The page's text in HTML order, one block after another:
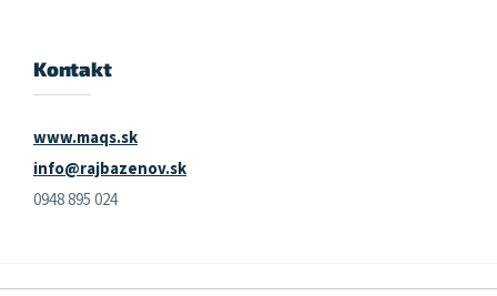
Kontakt
www.maqs.sk
info@rajbazenov.sk
0948 895 024